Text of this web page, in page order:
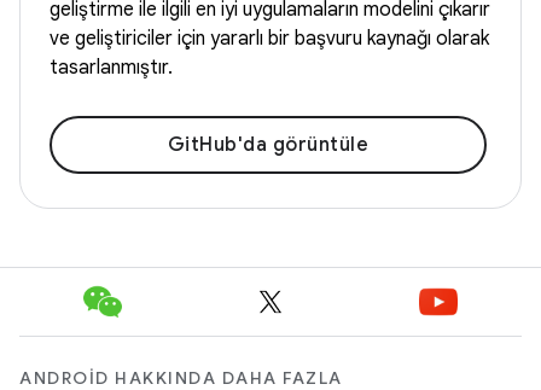
geliştirme ile ilgili en iyi uygulamaların modelini çıkarır
ve geliştiriciler için yararlı bir başvuru kaynağı olarak
tasarlanmıştır.
GitHub'da görüntüle
ANDROID HAKKINDA DAHA FAZLA